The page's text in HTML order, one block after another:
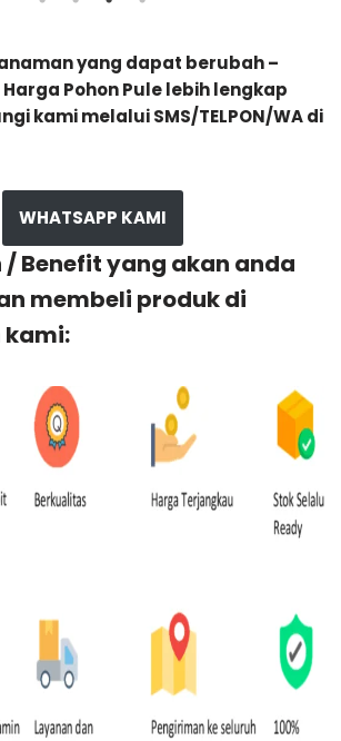
yang dapat berubah –
Pohon Pule lebih lengkap
kami melalui SMS/TELPON/WA di
WHATSAPP KAMI
Benefit yang akan anda
membeli produk di
kami: